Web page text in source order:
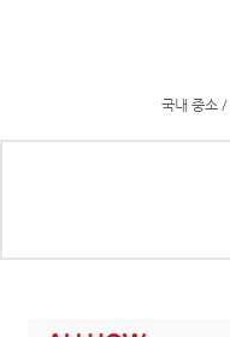
국내 중소 /